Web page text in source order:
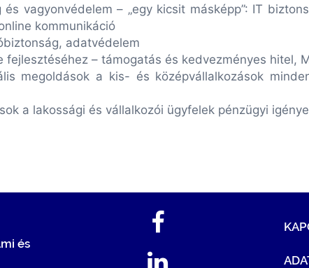
és vagyonvédelem – „egy kicsit másképp”: IT
kommunikáció
adatvédelem
fejlesztéséhez – támogatás és kedvezményes hitel,
megoldások a kis- és középvállalkozások
a lakossági és vállalkozói ügyfelek pénzügyi
és